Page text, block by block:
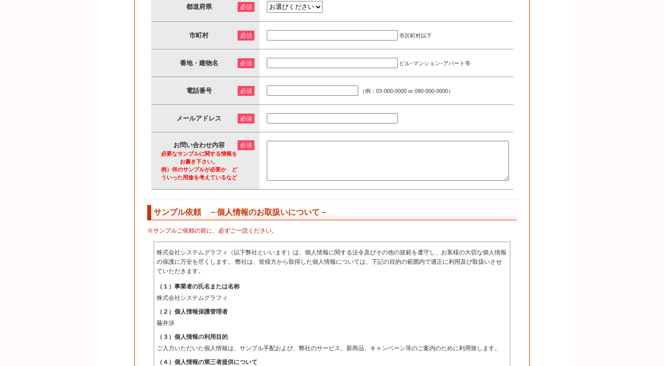
都道府県 ※
市町村 ※ 市区町村以下
番地・建物名 ※ ビル･マンション･アパート等
電話番号 ※ （例：03-000-0000 or 090-000-0000）
メールアドレス ※
お問い合わせ内容 ※
必要なサンプルに関する情報を
お書き下さい。
例）何のサンプルが必要か ど
ういった用途を考えているなど
サンプル依頼 －個人情報のお取扱いについて－
※サンプルご依頼の前に、必ずご一読ください。
株式会社システムグラフィ（以下弊社といいます）は、個人情報に関する法令及びその他の規範を遵守し、お客様の大切な個人情報
の保護に万全を尽くします。 弊社は、皆様方から取得した個人情報については、下記の目的の範囲内で適正に利用及び取扱いさせ
ていただきます。
（１）事業者の氏名または名称
株式会社システムグラフィ
（２）個人情報保護管理者
藤井渉
（３）個人情報の利用目的
ご入力いただいた個人情報は、サンプル手配および、弊社のサービス、新商品、キャンペーン等のご案内のために利用致します。
（４）個人情報の第三者提供について